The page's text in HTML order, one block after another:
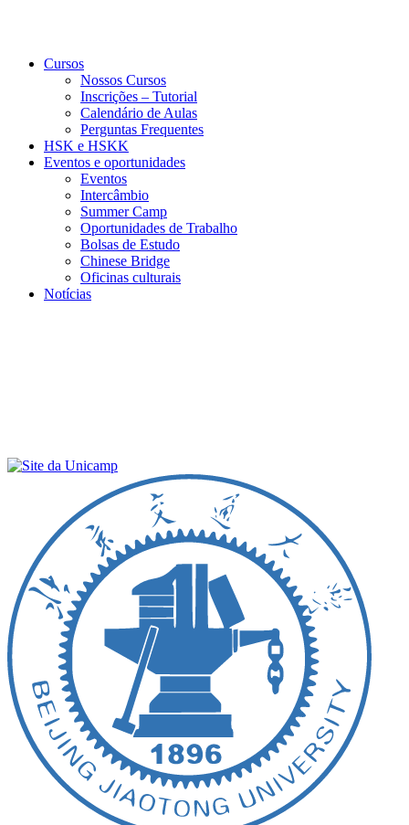
Cursos
Nossos Cursos
Inscrições – Tutorial
Calendário de Aulas
Perguntas Frequentes
HSK e HSKK
Eventos e oportunidades
Eventos
Intercâmbio
Summer Camp
Oportunidades de Trabalho
Bolsas de Estudo
Chinese Bridge
Oficinas culturais
Notícias